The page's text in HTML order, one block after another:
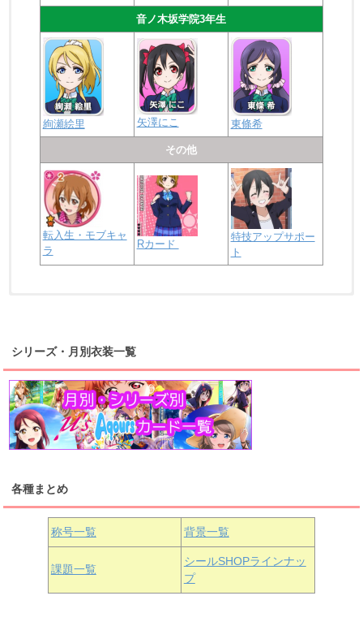
音ノ木坂学院3年生
絢瀬絵里 矢澤にこ 東條希
その他
転入生・モブキャ
ラ
Rカード
特技アップサポー
ト
桜内梨子 高海千歌 渡辺曜
浦の星女学院1年生
津島善子 黒澤ルビィ
浦の星女学院3年生
上原歩夢 宮下愛 優木せつ菜
虹ヶ咲学園1年生
中須かすみ 天王寺璃奈
シリーズ・月別衣装一覧
各種まとめ
称号一覧 背景一覧
課題一覧
シールSHOPラインナッ
プ